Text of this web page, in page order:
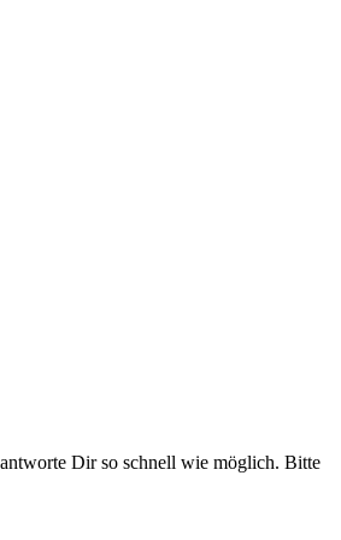
Dir so schnell wie möglich. Bitte